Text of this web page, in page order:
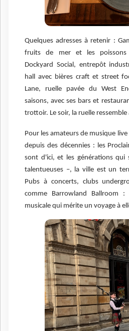
Quelques adresses à retenir :
fruits de mer et les poissons
Dockyard Social, entrepôt
hall avec bières craft et street
Lane, ruelle pavée du West
saisons, avec ses bars et
trottoir. Le soir, la ruelle
Pour les amateurs de musique
depuis des décennies : les
sont d'ici, et les générations qui
talentueuses –, la ville est un
Pubs à concerts, clubs
comme Barrowland Ballroom :
musicale qui mérite un voyage à